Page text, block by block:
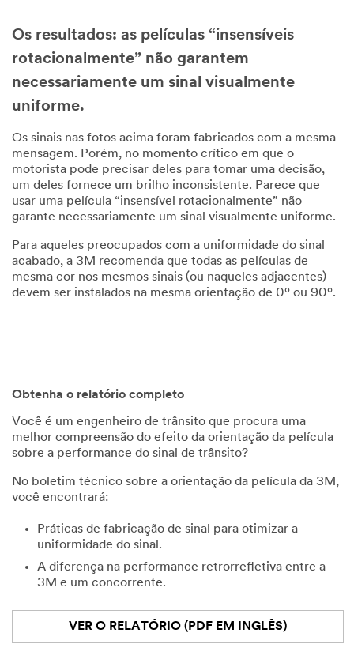
Os resultados: as películas “insensíveis
rotacionalmente” não garantem
necessariamente um sinal visualmente
uniforme.
Os sinais nas fotos acima foram fabricados com a mesma
mensagem. Porém, no momento crítico em que o
motorista pode precisar deles para tomar uma decisão,
um deles fornece um brilho inconsistente. Parece que
usar uma película “insensível rotacionalmente” não
garante necessariamente um sinal visualmente uniforme.
Para aqueles preocupados com a uniformidade do sinal
acabado, a 3M recomenda que todas as películas de
mesma cor nos mesmos sinais (ou naqueles adjacentes)
devem ser instalados na mesma orientação de 0º ou 90º.
Obtenha o relatório completo
Você é um engenheiro de trânsito que procura uma
melhor compreensão do efeito da orientação da película
sobre a performance do sinal de trânsito?
No boletim técnico sobre a orientação da película da 3M,
você encontrará:
Práticas de fabricação de sinal para otimizar a
uniformidade do sinal.
A diferença na performance retrorrefletiva entre a
3M e um concorrente.
VER O RELATÓRIO (PDF EM INGLÊS)